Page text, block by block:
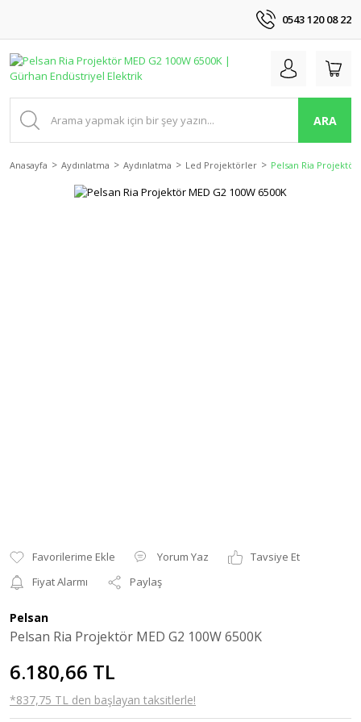
0543 120 08 22
ARA
Anasayfa Aydınlatma Aydınlatma Led Projektörler Pelsan Ria Projektör
Yorum Yaz
Tavsiye Et
Fiyat Alarmı
Paylaş
Pelsan
Pelsan Ria Projektör MED G2 100W 6500K
6.180,66 TL
*837,75 TL den başlayan taksitlerle!